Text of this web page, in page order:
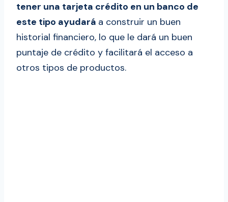
tener una tarjeta crédito en un banco de
este tipo ayudará a construir un buen
historial financiero, lo que le dará un buen
puntaje de crédito y facilitará el acceso a
otros tipos de productos.